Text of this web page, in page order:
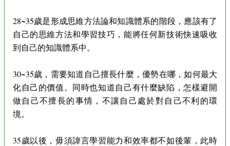
28~35歲是形成思維方法論和知識體系的階段，應該有了
自己的思維方法和學習技巧，能將任何新技術快速吸收
到自己的知識體系中。
30~35歲，需要知道自己擅長什麼，優勢在哪，如何最大
化自己的價值。同時也知道自己有什麼缺陷，怎樣避開
做自己不擅長的事情，不讓自己處於對自己不利的環
境。
35歲以後，毋須諱言學習能力和效率都不如後輩，此時